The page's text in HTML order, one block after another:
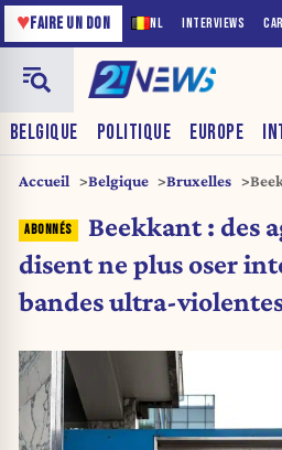
NL INTERVIEWS
♥FAIRE UN DON
BELGIQUE POLITIQUE EUROPE
Accueil Belgique Bruxelles
face
Beekkant : des
disent ne plus oser
bandes ultra-